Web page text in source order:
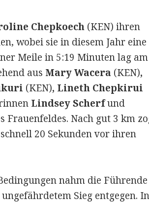
Chepkoech (KEN) ihren
wobei sie in diesem Jahr eine
Meile in 5:19 Minuten lag am
aus Mary Wacera (KEN),
(KEN), Lineth Chepkirui
Lindsey Scherfund
Frauenfeldes. Nach gut 3 km
20 Sekunden vor ihren
nahm die Führende
Sieg entgegen. In